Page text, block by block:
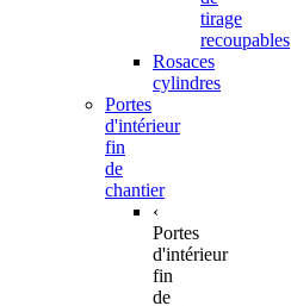
tirage
recoupables
Rosaces
cylindres
Portes
d'intérieur
fin
de
chantier
‹
Portes
d'intérieur
fin
de